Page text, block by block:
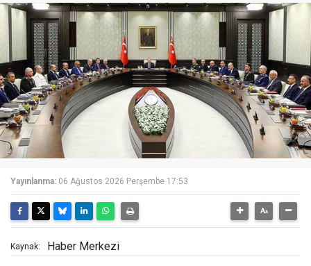
Yayınlanma: 06 Ağustos 2026 Perşembe 17:53
Kaynak: Haber Merkezi